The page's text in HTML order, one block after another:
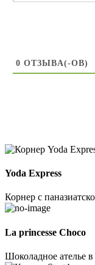
0 ОТЗЫВA(-ОВ)
Yoda Express
Корнер с
La princesse Choco
Шоколадное ателье